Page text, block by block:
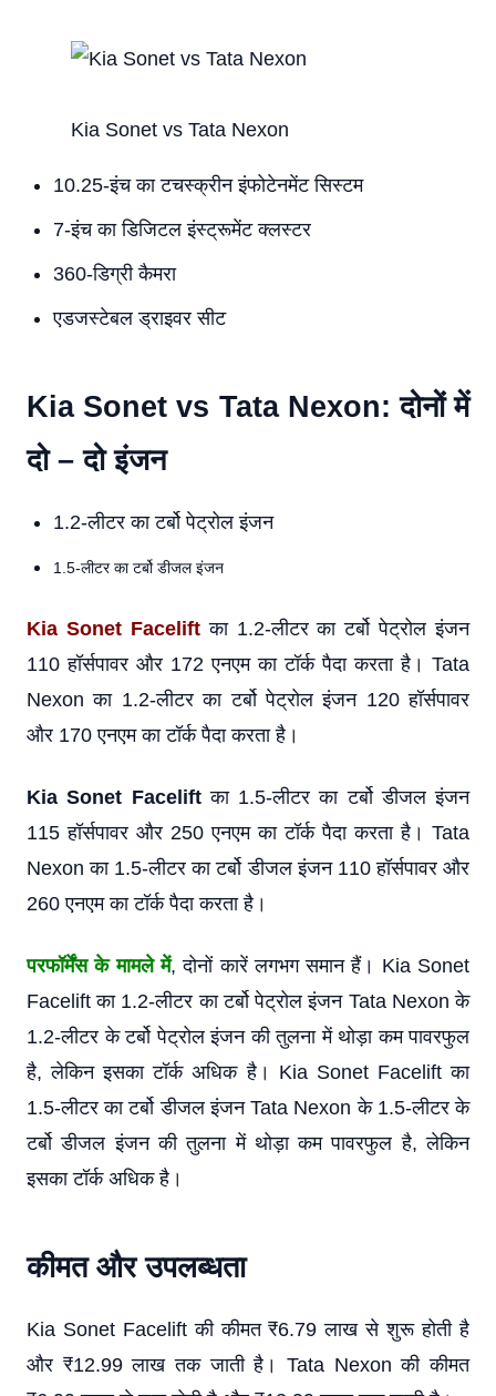
Kia Sonet vs Tata Nexon
10.25-इंच का टचस्क्रीन इंफोटेनमेंट सिस्टम
7-इंच का डिजिटल इंस्ट्रूमेंट क्लस्टर
360-डिग्री कैमरा
एडजस्टेबल ड्राइवर सीट
Kia Sonet vs Tata Nexon: दोनों में
दो – दो इंजन
1.2-लीटर का टर्बो पेट्रोल इंजन
1.5-लीटर का टर्बो डीजल इंजन
Kia Sonet Faceliftका 1.2-लीटर का टर्बो पेट्रोल इंजन
110 हॉर्सपावर और 172 एनएम का टॉर्क पैदा करता है। Tata
Nexon का 1.2-लीटर का टर्बो पेट्रोल इंजन 120 हॉर्सपावर
और 170 एनएम का टॉर्क पैदा करता है।
Kia Sonet Faceliftका 1.5-लीटर का टर्बो डीजल इंजन
115 हॉर्सपावर और 250 एनएम का टॉर्क पैदा करता है। Tata
Nexon का 1.5-लीटर का टर्बो डीजल इंजन 110 हॉर्सपावर और
260 एनएम का टॉर्क पैदा करता है।
परफॉर्मेंस के मामले में, दोनों कारें लगभग समान हैं। Kia Sonet
Facelift का 1.2-लीटर का टर्बो पेट्रोल इंजन Tata Nexon के
1.2-लीटर के टर्बो पेट्रोल इंजन की तुलना में थोड़ा कम पावरफुल
है, लेकिन इसका टॉर्क अधिक है। Kia Sonet Facelift का
1.5-लीटर का टर्बो डीजल इंजन Tata Nexon के 1.5-लीटर के
टर्बो डीजल इंजन की तुलना में थोड़ा कम पावरफुल है, लेकिन
इसका टॉर्क अधिक है।
कीमत और उपलब्धता
Kia Sonet Facelift की कीमत ₹6.79 लाख से शुरू होती है
और ₹12.99 लाख तक जाती है। Tata Nexon की कीमत